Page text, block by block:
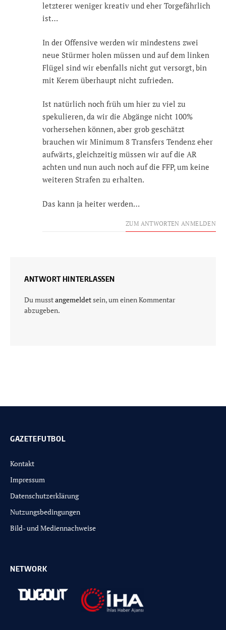
letzterer weniger kreativ und eher Torgefährlich
ist…
In der Offensive werden wir mindestens zwei
neue Stürmer holen müssen und auf dem linken
Flügel sind wir ebenfalls nicht gut versorgt, bin
mit Kerem überhaupt nicht zufrieden.
Ist natürlich noch früh um hier zu viel zu
spekulieren, da wir die Abgänge nicht 100%
vorhersehen können, aber grob geschätzt
brauchen wir Minimum 8 Transfers Tendenz eher
aufwärts, gleichzeitig müssen wir auf die AR
achten und nun auch noch auf die FFP, um keine
weiteren Strafen zu erhalten.
Das kann ja heiter werden…
ZUM ANTWORTEN ANMELDEN
ANTWORT HINTERLASSEN
Du musstangemeldetsein, um einen Kommentar
abzugeben.
GAZETEFUTBOL
Kontakt
Impressum
Datenschutzerklärung
Nutzungsbedingungen
Bild- und Mediennachweise
NETWORK